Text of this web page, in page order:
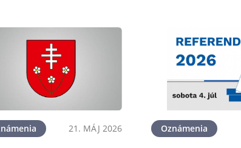
21. MÁJ 2026 Oznámenia